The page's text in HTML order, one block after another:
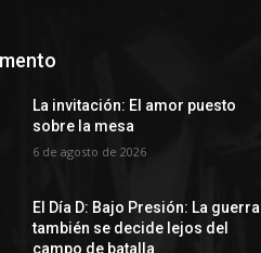
La invitación: El amor puesto
sobre la mesa
6 de agosto de 2026
El Día D: Bajo Presión: La guerra
también se decide lejos del
campo de batalla